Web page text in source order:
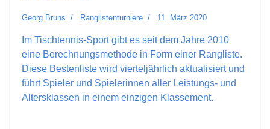
Georg Bruns Ranglistenturniere 11. März 2020
Im Tischtennis-Sport gibt es seit dem Jahre 2010
eine Berechnungsmethode in Form einer Rangliste.
Diese Bestenliste wird vierteljährlich aktualisiert und
führt Spieler und Spielerinnen aller Leistungs- und
Altersklassen in einem einzigen Klassement.